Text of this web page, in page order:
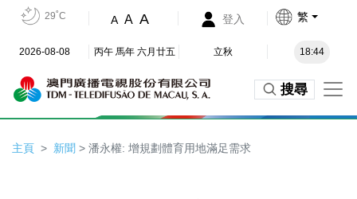
29˚C A A A 登入 繁
2026-08-08 丙午 馬年 六月廿五 立秋 18:44
搜尋
主頁 新聞 > 潘永權: 增規劃體育用地滿足需求